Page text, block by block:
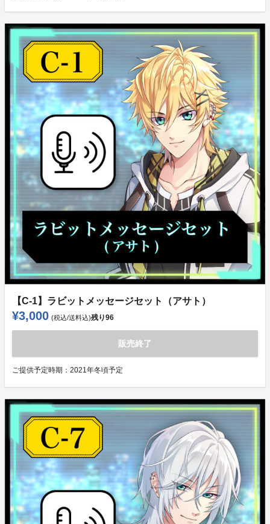
【C-1】ラビットメッセージセット（アサト）
¥3,000 (税込/送料込)残り96
販売終了
ご提供予定時期： 2021年冬頃予定